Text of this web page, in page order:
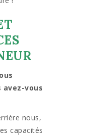
vous
nous,
capacités